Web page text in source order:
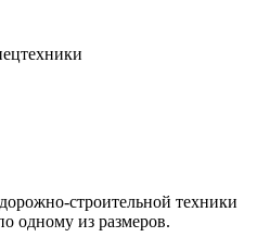
строительной техники
одному из размеров.